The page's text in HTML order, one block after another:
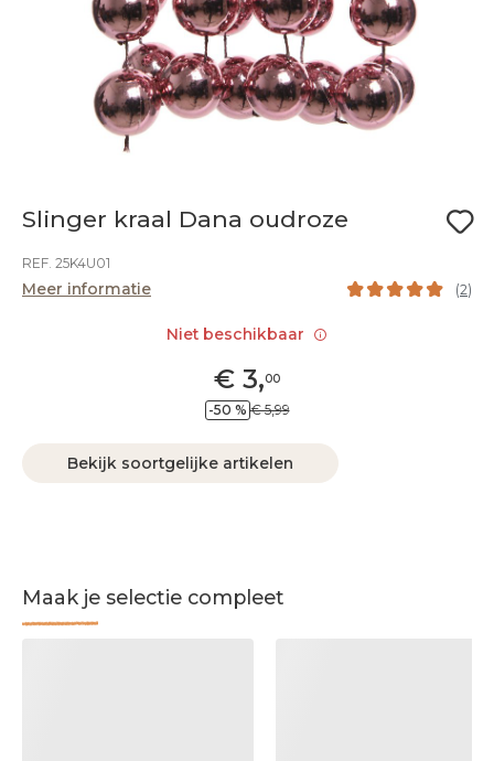
Slinger kraal Dana oudroze
REF. 25K4U01
Meer informatie (2)
€ 3,00
-50 % € 5,99
Bekijk soortgelijke artikelen
Maak je selectie compleet